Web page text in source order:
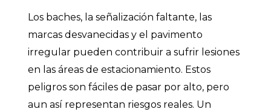
Los baches, la señalización faltante, las
marcas desvanecidas y el pavimento
irregular pueden contribuir a sufrir lesiones
en las áreas de estacionamiento. Estos
peligros son fáciles de pasar por alto, pero
aun así representan riesgos reales. Un